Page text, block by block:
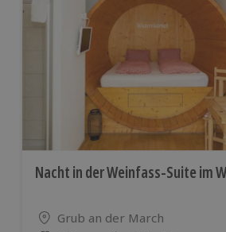
Nacht in der Weinfass-Suite im
Standort
Grub an der March